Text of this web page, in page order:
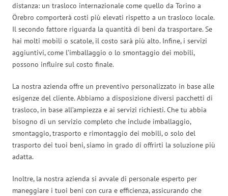
distanza: un trasloco internazionale come quello da Torino a
Örebro comporterà costi più elevati rispetto a un trasloco locale.
Il secondo fattore riguarda la quantità di beni da trasportare. Se
hai molti mobili o scatole, il costo sarà più alto. Infine, i servizi
aggiuntivi, come l’imballaggio o lo smontaggio dei mobili,
possono influire sul costo finale.
La nostra azienda offre un preventivo personalizzato in base alle
esigenze del cliente. Abbiamo a disposizione diversi pacchetti di
trasloco, in base all’ampiezza e ai servizi richiesti. Che tu abbia
bisogno di un servizio completo che include imballaggio,
smontaggio, trasporto e rimontaggio dei mobili, o solo del
trasporto dei tuoi beni, siamo in grado di offrirti la soluzione più
adatta.
Inoltre, la nostra azienda si avvale di personale esperto per
maneggiare i tuoi beni con cura e efficienza, assicurando che